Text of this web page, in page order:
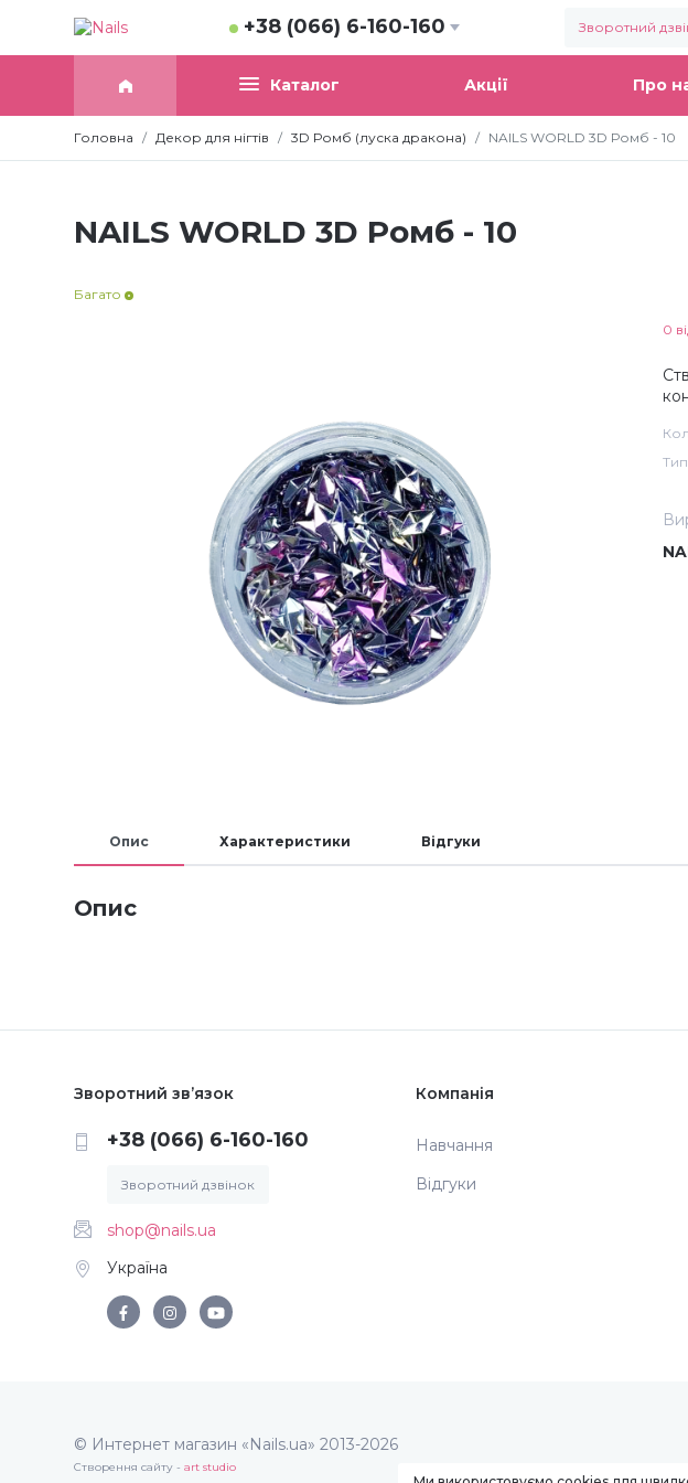
+38 (066) 6-160-160 Зворотний
Каталог Акції Про
Головна Декор для нігтів 3D Ромб (луска дракона) NAILS WORLD 3D Ромб - 10
NAILS WORLD 3D Ромб - 10
Багато
0
Тип
Опис Характеристики Відгуки
Опис
Зворотний зв’язок
+38 (066) 6-160-160
Зворотний дзвінок
shop@nails.ua
Україна
Компанія
Навчання
Відгуки
© Интернет магазин «Nails.ua» 2013-2026
Створення сайту - art studio